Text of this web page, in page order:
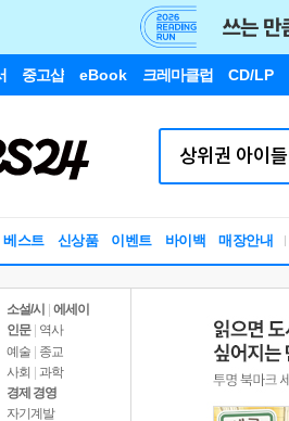
중고샵 eBook 크레마클럽 CD/LP
베스트 신상품 이벤트 바이백 매장안내
소설/시
에세이
인문
역사
예술 | 종교
사회 | 과학
경제 경영
자기계발